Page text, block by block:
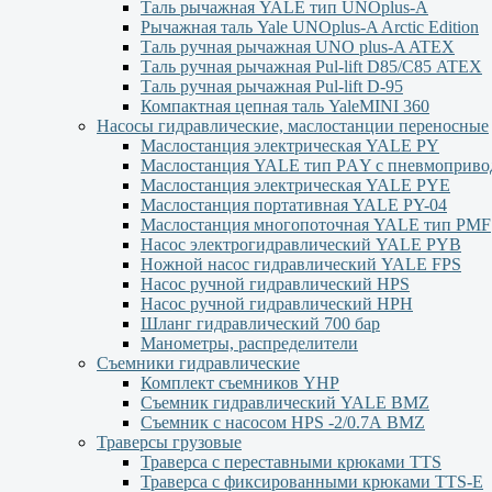
Таль рычажная YALE тип UNOplus-A
Рычажная таль Yale UNOplus-A Arctic Edition
Таль ручная рычажная UNO plus-A ATEX
Таль ручная рычажная Pul-lift D85/С85 ATEX
Таль ручная рычажная Pul-lift D-95
Компактная цепная таль YaleMINI 360
Насосы гидравлические, маслостанции переносные
Маслостанция электрическая YALE PY
Маслостанция YALE тип PАY с
Маслостанция электрическая YALE PYЕ
Маслостанция портативная YALE PY-04
Маслостанция многопоточная YALE тип PMF
Насос электрогидравлический YALE PYB
Ножной насос гидравлический YALE FPS
Насос ручной гидравлический HPS
Насос ручной гидравлический HPН
Шланг гидравлический 700 бар
Манометры, распределители
Съемники гидравлические
Комплект съемников YHP
Съемник гидравлический YALE BMZ
Съемник с насосом HPS -2/0.7А BMZ
Траверсы грузовые
Траверса с переставными крюками TTS
Траверса с фиксированными крюками TTS-Е